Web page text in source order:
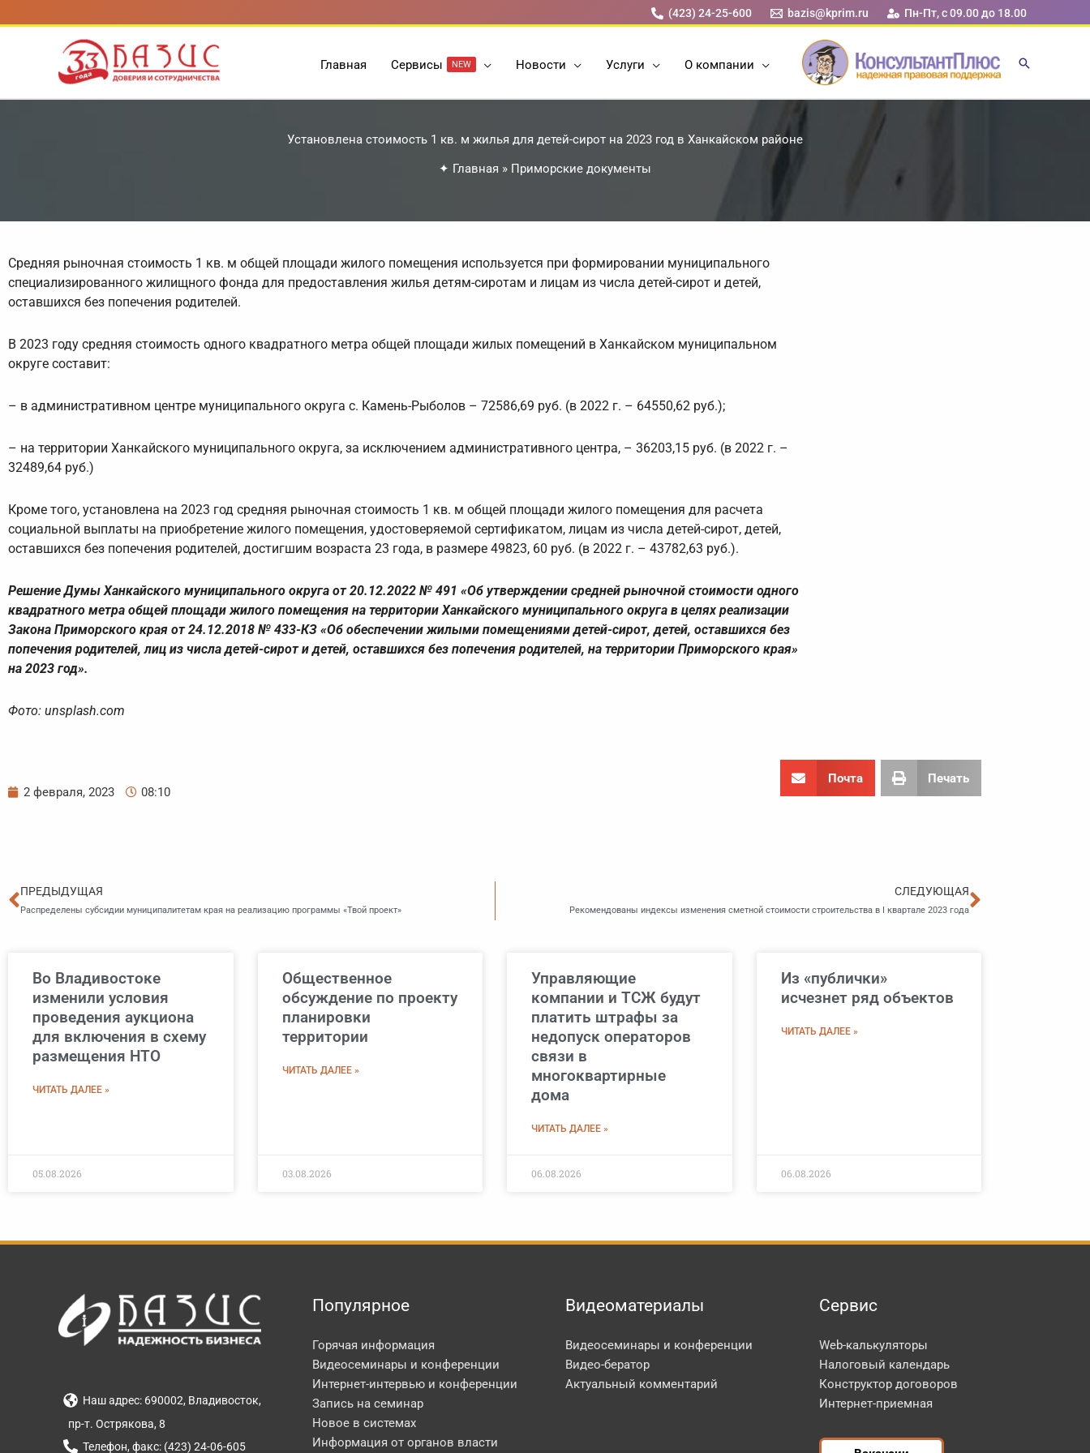
к
содержимому
(423) 24-25-600 bazis@kprim.ru Пн-Пт, с 09.00 до 18.00
Главная Cервисы NEW Новости Услуги О компании
Установлена стоимость 1 кв. м жилья для детей-сирот на 2023 год в Ханкайском районе
✦ Главная » Приморские документы
Средняя рыночная стоимость 1 кв. м общей площади жилого помещения используется при формировании муниципального
специализированного жилищного фонда для предоставления жилья детям-сиротам и лицам из числа детей-сирот и детей,
оставшихся без попечения родителей.
В 2023 году средняя стоимость одного квадратного метра общей площади жилых помещений в Ханкайском муниципальном
округе составит:
– в административном центре муниципального округа с. Камень-Рыболов – 72586,69 руб. (в 2022 г. – 64550,62 руб.);
– на территории Ханкайского муниципального округа, за исключением административного центра, – 36203,15 руб. (в 2022 г. –
32489,64 руб.)
Кроме того, установлена на 2023 год средняя рыночная стоимость 1 кв. м общей площади жилого помещения для расчета
социальной выплаты на приобретение жилого помещения, удостоверяемой сертификатом, лицам из числа детей-сирот, детей,
оставшихся без попечения родителей, достигшим возраста 23 года, в размере 49823, 60 руб. (в 2022 г. – 43782,63 руб.).
Решение Думы Ханкайского муниципального округа от 20.12.2022 № 491 «Об утверждении средней рыночной стоимости одного
квадратного метра общей площади жилого помещения на территории Ханкайского муниципального округа в целях реализации
Закона Приморского края от 24.12.2018 № 433-КЗ «Об обеспечении жилыми помещениями детей-сирот, детей, оставшихся без
попечения родителей, лиц из числа детей-сирот и детей, оставшихся без попечения родителей, на территории Приморского края»
на 2023 год».
Фото: unsplash.com
2 февраля, 2023 08:10
Почта Печать
Пред
ПРЕДЫДУЩАЯ
Распределены субсидии муниципалитетам края на реализацию программы «Твой проект»
СЛЕДУЮЩАЯ
Рекомендованы индексы изменения сметной стоимости строительства в I квартале 2023 года
Во Владивостоке
изменили условия
проведения аукциона
для включения в схему
размещения НТО
ЧИТАТЬ ДАЛЕЕ »
05.08.2026
Общественное
обсуждение по проекту
планировки
территории
ЧИТАТЬ ДАЛЕЕ »
03.08.2026
Управляющие
компании и ТСЖ будут
платить штрафы за
недопуск операторов
связи в
многоквартирные
дома
ЧИТАТЬ ДАЛЕЕ »
06.08.2026
Из «публички»
исчезнет ряд объектов
ЧИТАТЬ ДАЛЕЕ »
06.08.2026
Наш адрес: 690002, Владивосток,
пр-т. Острякова, 8
Телефон, факс: (423) 24-06-605
Популярное
Горячая информация
Видеосеминары и конференции
Интернет-интервью и конференции
Запись на семинар
Новое в системах
Информация от органов власти
Видеоматериалы
Видеосеминары и конференции
Видео-бератор
Актуальный комментарий
Сервис
Web-калькуляторы
Налоговый календарь
Конструктор договоров
Интернет-приемная